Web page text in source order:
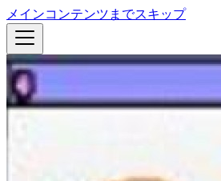
メインコンテンツまでスキップ